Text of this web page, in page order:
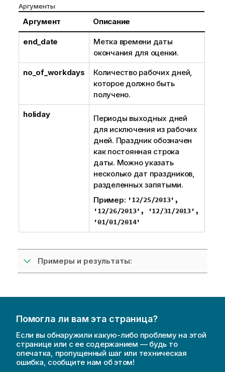
Аргументы
Аргумент Описание
end_date
Метка времени даты
окончания для оценки.
no_of_workdays
Количество рабочих дней,
которое должно быть
получено.
holiday
Периоды выходных дней
для исключения из рабочих
дней. Праздник обозначен
как постоянная строка
даты. Можно указать
несколько дат праздников,
разделенных запятыми.
Пример: '12/25/2013',
'12/26/2013', '12/31/2013',
'01/01/2014'
Примеры и результаты:
Помогла ли вам эта страница?
Если вы обнаружили какую-либо проблему на этой
странице или с ее содержанием — будь то
опечатка, пропущенный шаг или техническая
ошибка, сообщите нам об этом!